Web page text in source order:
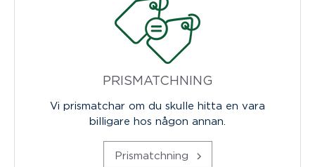
PRISMATCHNING
Vi prismatchar om du skulle hitta en vara
billigare hos någon annan.
Prismatchning